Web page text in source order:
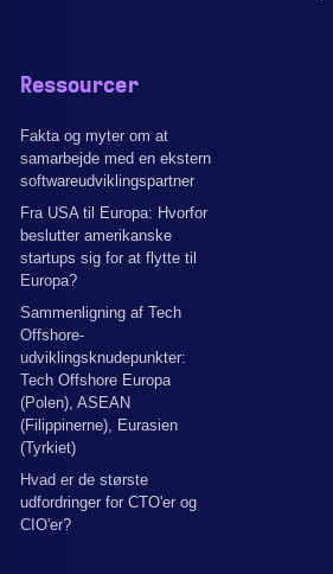
Ressourcer
Fakta og myter om at
samarbejde med en ekstern
softwareudviklingspartner
Fra USA til Europa: Hvorfor
beslutter amerikanske
startups sig for at flytte til
Europa?
Sammenligning af Tech
Offshore-
udviklingsknudepunkter:
Tech Offshore Europa
(Polen), ASEAN
(Filippinerne), Eurasien
(Tyrkiet)
Hvad er de største
udfordringer for CTO'er og
CIO'er?